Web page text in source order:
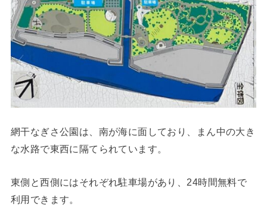
網干なぎさ公園は、南が海に面しており、まん中の大き
な水路で東西に隔てられています。
東側と西側にはそれぞれ駐車場があり、24時間無料で
利用できます。